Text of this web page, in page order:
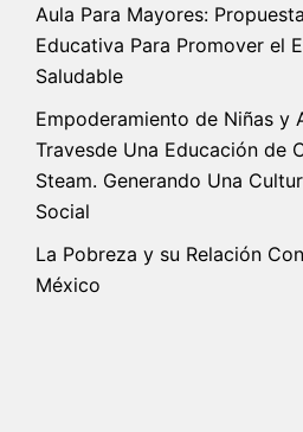
Aula Para Mayores:
Educativa Para Promover el
Saludable
Empoderamiento de Niñas y
Travesde Una Educación de
Steam. Generando Una
Social
La Pobreza y su Relación
México